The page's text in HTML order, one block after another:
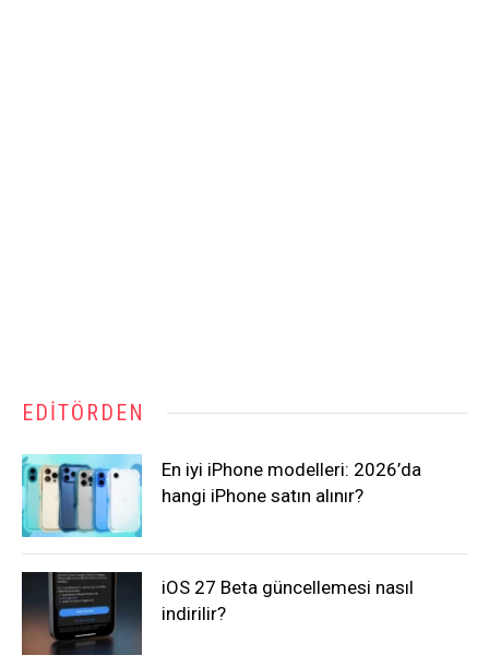
EDITÖRDEN
En iyi iPhone modelleri: 2026’da
hangi iPhone satın alınır?
iOS 27 Beta güncellemesi nasıl
indirilir?